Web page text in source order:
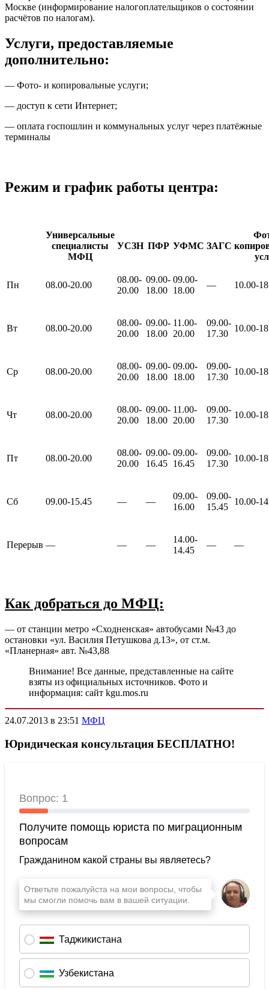
Москве (информирование налогоплательщиков о состоянии
расчётов по налогам).
Услуги, предоставляемые
дополнительно:
— Фото- и копировальные услуги;
— доступ к сети Интернет;
— оплата госпошлин и коммунальных услуг через платёжные
терминалы
Режим и график работы центра:
Универсальные
специалисты
МФЦ
УСЗН ПФР УФМС ЗАГС
Пн 08.00-20.00
08.00-
20.00
09.00-
18.00
09.00-
18.00
— 10.00-
Вт 08.00-20.00
08.00-
20.00
09.00-
18.00
11.00-
20.00
09.00-
17.30
10.00-
Ср 08.00-20.00
08.00-
20.00
09.00-
18.00
09.00-
18.00
09.00-
17.30
10.00-
Чт 08.00-20.00
08.00-
20.00
09.00-
18.00
11.00-
20.00
09.00-
17.30
10.00-
Пт 08.00-20.00
08.00-
20.00
09.00-
16.45
09.00-
16.45
09.00-
17.30
10.00-
Сб 09.00-15.45 — —
09.00-
16.00
09.00-
15.45
10.00-
Перерыв — — —
14.00-
14.45
— —
Как добраться до МФЦ:
— от станции метро «Сходненская» автобусами №43 до
остановки «ул. Василия Петушкова д.13», от ст.м.
«Планерная» авт. №43,88
Внимание! Все данные, представленные на сайте
взяты из официальных источников. Фото и
информация: сайт kgu.mos.ru
24.07.2013 в 23:51 МФЦ
Юридическая консультация БЕСПЛАТНО!